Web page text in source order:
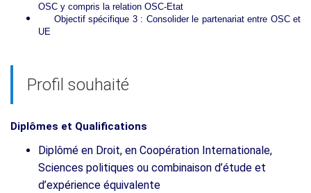
OSC y compris la relation OSC-Etat
Objectif spécifique 3 : Consolider le partenariat entre OSC et
UE
Profil souhaité
Diplômes et Qualifications
Diplômé en Droit, en Coopération Internationale,
Sciences politiques ou combinaison d’étude et
d’expérience équivalente